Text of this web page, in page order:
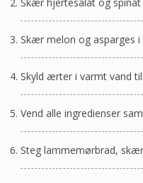
Skær hjertesalat og
Skær melon og asparges i
Skyld ærter i varmt vand
Vend alle ingredienser
Steg lammemørbrad,